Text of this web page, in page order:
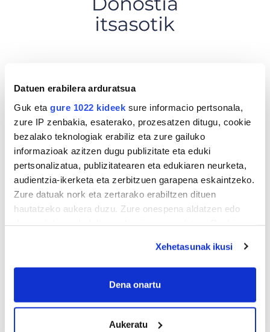
Datuen erabilera arduratsua
Guk eta gure 1022 kideek sure informacio pertsonala,
zure IP zenbakia, esaterako, prozesatzen ditugu, cookie
bezalako teknologiak erabiliz eta zure gailuko
informazioak azitzen dugu publizitate eta eduki
pertsonalizatua, publizitatearen eta edukiaren neurketa,
audientzia-ikerketa eta zerbitzuen garapena eskaintzeko.
Zure datuak nork eta zertarako erabiltzen dituen
hautatzeko aukera duzu. Zure onespena aldatzen edo
If you allow, we would also like to:
Collect information about your geographical
meters
Identify your device by actively scanning it for
Xehetasunak ikusi
Dena onartu
Aukeratu